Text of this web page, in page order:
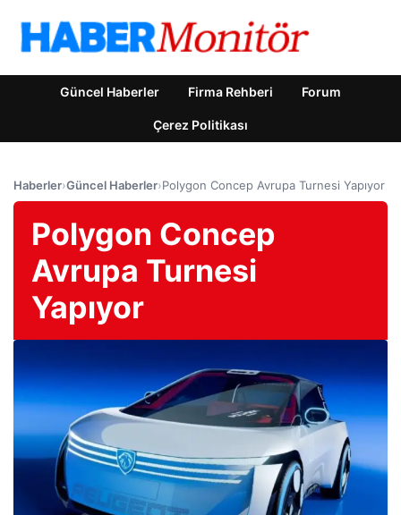
Güncel Haberler Firma Rehberi Forum
Çerez Politikası
Haberler›Güncel Haberler›Polygon Concep Avrupa Turnesi Yapıyor
Polygon Concep
Avrupa Turnesi
Yapıyor